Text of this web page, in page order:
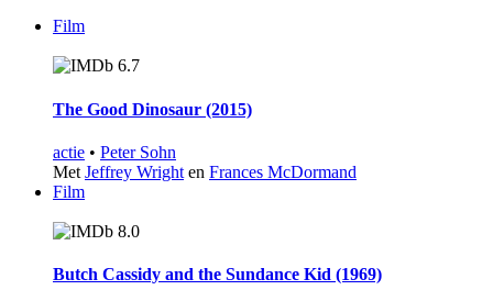
Film
6.7
The Good Dinosaur (2015)
actie • Peter Sohn
Met Jeffrey Wright en Frances McDormand
Film
8.0
Butch Cassidy and the Sundance Kid (1969)